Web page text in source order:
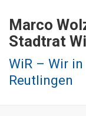
Zum
Inhalt
Marco
Stadtrat
WiR – Wir in
Reutlingen